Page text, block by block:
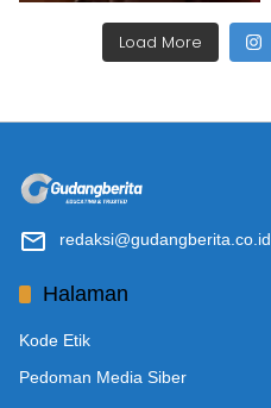
Load More
redaksi@gudangberita.co.id
Halaman
Kode Etik
Pedoman Media Siber